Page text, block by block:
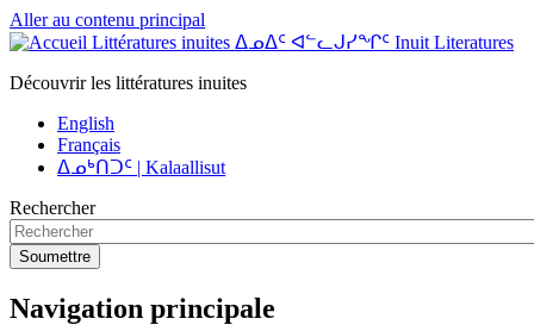
Aller au contenu principal
Littératures inuites ᐃᓄᐃᑦ ᐊᓪᓚᒍᓯᖏᑦ Inuit Literatures
Découvrir les littératures inuites
English
Français
ᐃᓄᒃᑎᑐᑦ | Kalaallisut
Rechercher
Soumettre
Navigation principale